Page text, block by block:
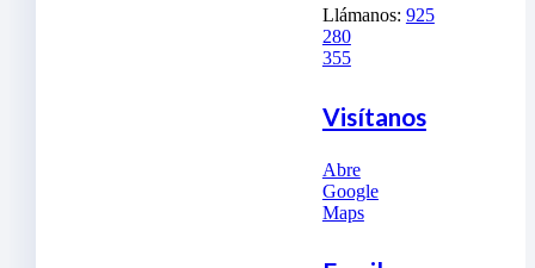
Llámanos: 925
280
355
Visítanos
Abre
Google
Maps